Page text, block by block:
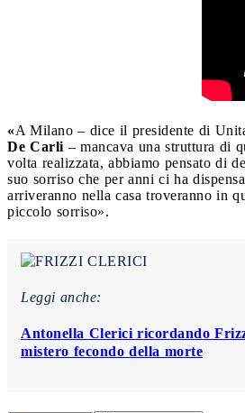
«A Milano – dice il presidente di
De Carli – mancava una struttura di
volta realizzata, abbiamo pensato di
suo sorriso che per anni ci ha
arriveranno nella casa troveranno in
piccolo sorriso».
Leggi anche:
Antonella Clerici ricordando
mistero fecondo della morte